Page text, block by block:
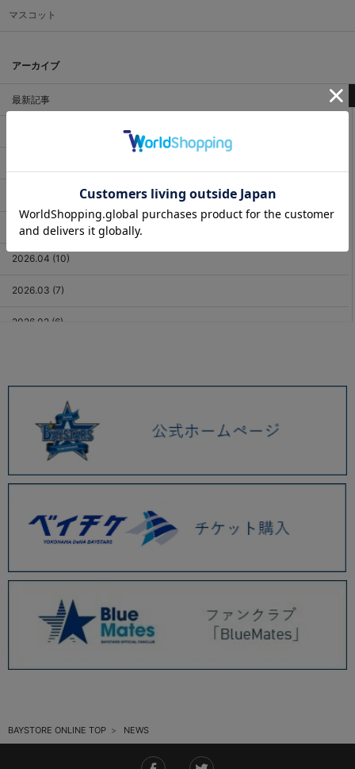
マスコット
アーカイブ
最新記事
2026.05 (11)
2026.04 (10)
2026.03 (7)
2026.02 (6)
2025.12 (3)
2025.11 (6)
2025.10 (5)
2025.09 (5)
2025.08 (6)
2025.07 (6)
2025.05 (9)
2025.04 (9)
2025.03 (9)
2025.01 (12)
BAYSTORE ONLINE TOP NEWS